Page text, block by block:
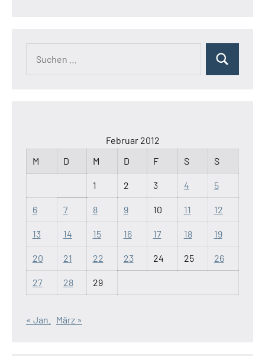
Suchen
Februar 2012
M
D M D F S S
1 2 3 4 5
6 7 8 9 10 11 12
13 14 15 16 17 18 19
20 21 22 23 24 25 26
27 28 29
« Jan. März »